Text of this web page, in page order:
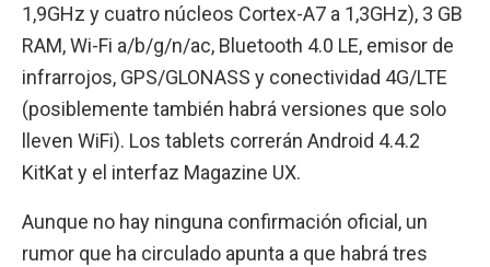
1,9GHz y cuatro núcleos Cortex-A7 a 1,3GHz), 3 GB
RAM, Wi-Fi a/b/g/n/ac, Bluetooth 4.0 LE, emisor de
infrarrojos, GPS/GLONASS y conectividad 4G/LTE
(posiblemente también habrá versiones que solo
lleven WiFi). Los tablets correrán Android 4.4.2
KitKat y el interfaz Magazine UX.
Aunque no hay ninguna confirmación oficial, un
rumor que ha circulado apunta a que habrá tres